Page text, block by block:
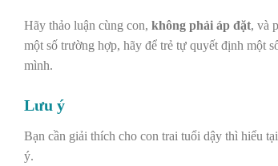
Hãy thảo luận cùng con, không phải áp đặt, và
một số trường hợp, hãy để trẻ tự quyết định một
mình.
Lưu ý
Bạn cần giải thích cho con trai tuổi dậy thì hiểu
ý.